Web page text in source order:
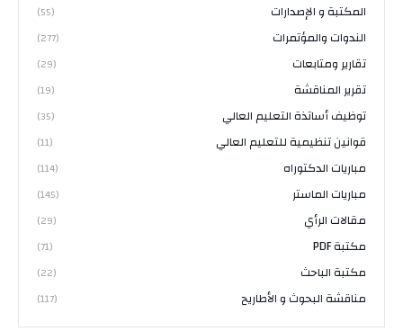
المكتبة و الإصدارات (55)
الندوات والمؤتمرات (277)
تقارير ومتابعات (29)
تقرير المناقشة (19)
توظيف أساتذة التعليم العالي (35)
قوانين تنظيمية للتعليم العالي (11)
مباريات الدكتوراه (114)
مباريات الماستر (145)
مقالات الرأي (29)
مكتبة PDF (71)
مكتبة الباحث (22)
مناقشة البحوث و الأطاريح (117)